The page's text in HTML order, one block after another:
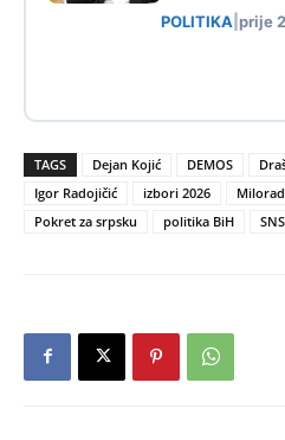
POLITIKA prije
TAGS Dejan Kojić DEMOS
Igor Radojičić
izbori 2026
Pokret za srpsku
politika BiH